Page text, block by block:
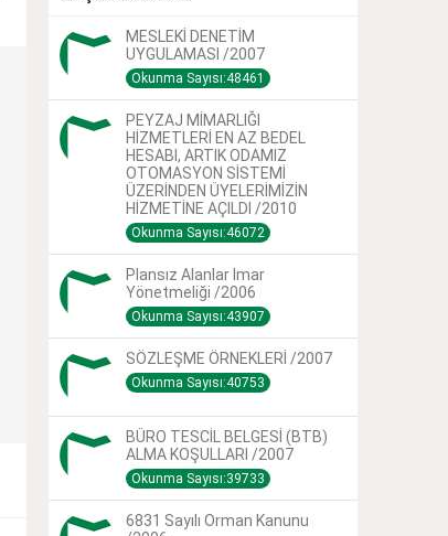
MESLEKİ DENETİM
UYGULAMASI /2007
Okunma Sayısı:48461
PEYZAJ MİMARLIĞI
HİZMETLERİ EN AZ BEDEL
HESABI, ARTIK ODAMIZ
OTOMASYON SİSTEMİ
ÜZERİNDEN ÜYELERİMİZİN
HİZMETİNE AÇILDI /2010
Okunma Sayısı:46072
Plansız Alanlar Imar
Yönetmeliği /2006
Okunma Sayısı:43907
SÖZLEŞME ÖRNEKLERİ /2007
Okunma Sayısı:40753
BÜRO TESCİL BELGESİ (BTB)
ALMA KOŞULLARI /2007
Okunma Sayısı:39733
6831 Sayılı Orman Kanunu